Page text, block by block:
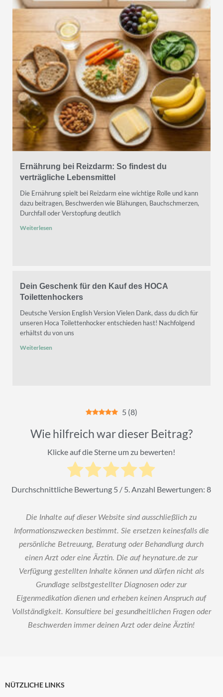
Ernährung bei Reizdarm: So findest du
verträgliche Lebensmittel
Die Ernährung spielt bei Reizdarm eine wichtige Rolle und kann
dazu beitragen, Beschwerden wie Blähungen, Bauchschmerzen,
Durchfall oder Verstopfung deutlich
Weiterlesen
Dein Geschenk für den Kauf des HOCA
Toilettenhockers
Deutsche Version English Version Vielen Dank, dass du dich für
unseren Hoca Toilettenhocker entschieden hast! Nachfolgend
erhältst du von uns
Weiterlesen
5 (8)
Wie hilfreich war dieser Beitrag?
Klicke auf die Sterne um zu bewerten!
Durchschnittliche Bewertung 5 / 5. Anzahl Bewertungen:8
Die Inhalte auf dieser Website sind ausschließlich zu
Informationszwecken bestimmt. Sie ersetzen keinesfalls die
persönliche Betreuung, Beratung oder Behandlung durch
einen Arzt oder eine Ärztin. Die auf heynature.de zur
Verfügung gestellten Inhalte können und dürfen nicht als
Grundlage selbstgestellter Diagnosen oder zur
Eigenmedikation dienen und erheben keinen Anspruch auf
Vollständigkeit. Konsultiere bei gesundheitlichen Fragen oder
Beschwerden immer deinen Arzt oder deine Ärztin!
NÜTZLICHE LINKS